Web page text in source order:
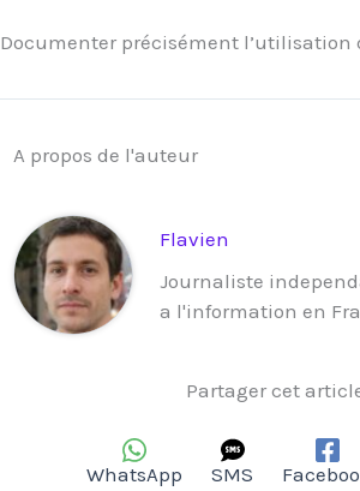
Documenter précisément l’utilisation
A propos de l'auteur
Flavien
Journaliste
a l'information en
Partager cet
WhatsApp SMS